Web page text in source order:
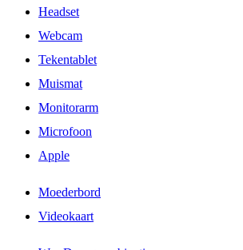
Headset
Webcam
Tekentablet
Muismat
Monitorarm
Microfoon
Apple
Moederbord
Videokaart